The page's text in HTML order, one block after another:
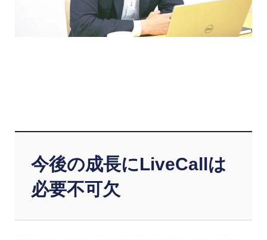
今後の成長にLiveCallは
必要不可欠